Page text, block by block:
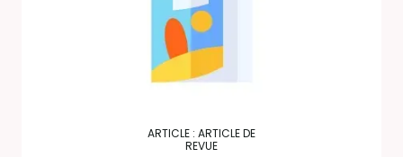
ARTICLE : ARTICLE DE
REVUE